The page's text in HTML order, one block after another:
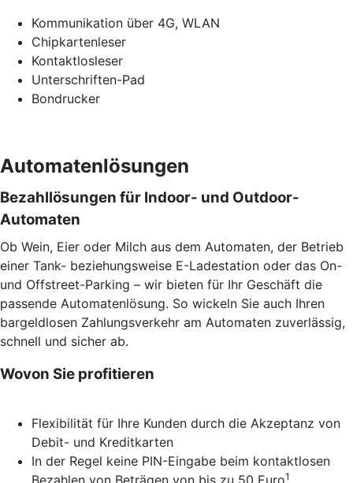
Kommunikation über 4G, WLAN
Chipkartenleser
Kontaktlosleser
Unterschriften-Pad
Bondrucker
Automatenlösungen
Bezahllösungen für Indoor- und Outdoor-
Automaten
Ob Wein, Eier oder Milch aus dem Automaten, der Betrieb
einer Tank- beziehungsweise E-Ladestation oder das On-
und Offstreet-Parking – wir bieten für Ihr Geschäft die
passende Automatenlösung. So wickeln Sie auch Ihren
bargeldlosen Zahlungsverkehr am Automaten zuverlässig,
schnell und sicher ab.
Wovon Sie profitieren
Flexibilität für Ihre Kunden durch die Akzeptanz von
Debit- und Kreditkarten
In der Regel keine PIN-Eingabe beim kontaktlosen
Bezahlen von Beträgen von bis zu 50 Euro1